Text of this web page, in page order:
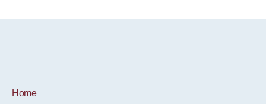
Home